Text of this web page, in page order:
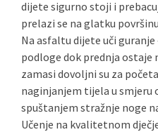
dijete sigurno stoji i
prelazi se na glatku
Na asfaltu dijete uči
podloge dok prednja ostaje
zamasi dovoljni su za
naginjanjem tijela u smjeru
spuštanjem stražnje noge
Učenje na kvalitetnom